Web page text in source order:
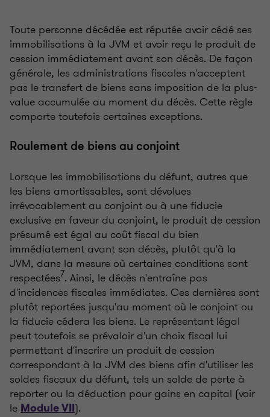
Toute personne décédée est réputée avoir cédé ses
immobilisations à la JVM et avoir reçu le produit de
cession immédiatement avant son décès. De façon
générale, les administrations fiscales n'acceptent
pas le transfert de biens sans imposition de la plus-
value accumulée au moment du décès. Cette règle
comporte toutefois certaines exceptions.
Roulement de biens au conjoint
Lorsque les immobilisations du défunt, autres que
les biens amortissables, sont dévolues
irrévocablement au conjoint ou à une fiducie
exclusive en faveur du conjoint, le produit de cession
présumé est égal au coût fiscal du bien
immédiatement avant son décès, plutôt qu'à la
JVM, dans la mesure où certaines conditions sont
respectées7. Ainsi, le décès n'entraîne pas
d'incidences fiscales immédiates. Ces dernières sont
plutôt reportées jusqu'au moment où le conjoint ou
la fiducie cédera les biens. Le représentant légal
peut toutefois se prévaloir d'un choix fiscal lui
permettant d'inscrire un produit de cession
correspondant à la JVM des biens afin d'utiliser les
soldes fiscaux du défunt, tels un solde de perte à
reporter ou la déduction pour gains en capital (voir
le Module VII).